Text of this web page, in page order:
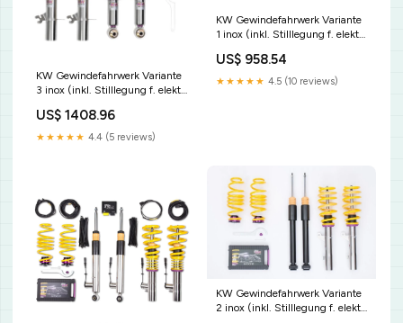
KW Gewindefahrwerk Variante
3 inox (inkl. Stilllegung f. elektr.
US$ 1408.96
★★★★★ 4.4 (5 reviews)
KW Gewindefahrwerk Variante
1 inox (inkl. Stilllegung f. elektr.
US$ 958.54
★★★★★ 4.5 (10 reviews)
KW Gewindefahrwerk Variante
2 inox (inkl. Stilllegung f. elektr.